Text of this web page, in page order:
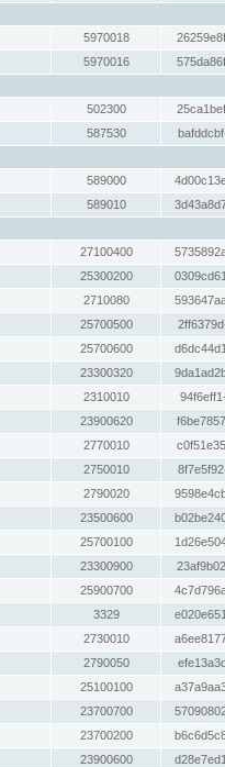
5970018
5970016
502300
587530
589000
589010
27100400
25300200
2710080
25700500
25700600
23300320
2310010
23900620
2770010
2750010
2790020
23500600
25700100
23300900
25900700
3329
2730010
2790050
25100100
23700700
23700200
23900600